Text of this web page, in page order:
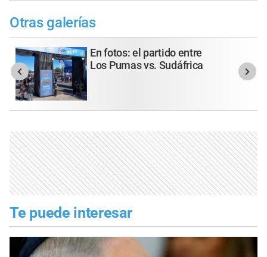
Otras galerías
En fotos: el partido entre
Los Pumas vs. Sudáfrica
Te puede interesar